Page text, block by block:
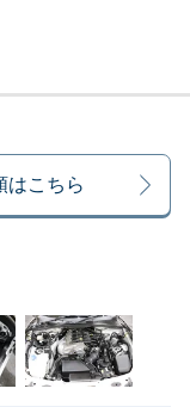
はこちら